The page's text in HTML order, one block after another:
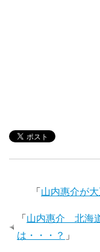
「 山内惠介が
「 山内惠介 北海
は・・・？ 」